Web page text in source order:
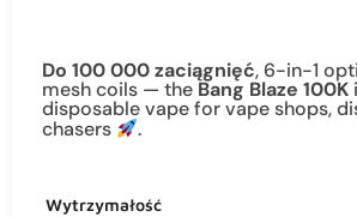
Do 100 000 zaciągnięć, 6-in-1
mesh coils — the Bang Blaze 100K
disposable vape for vape shops,
chasers
.
Wytrzymałość